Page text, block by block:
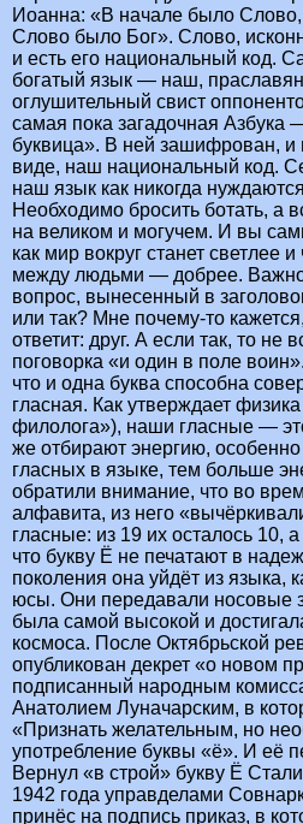
Иоанна: «В начале было
Слово было Бог». Слово,
и есть его национальный код.
богатый язык — наш,
оглушительный свист
самая пока загадочная
буквица». В ней зашифрован, и
виде, наш национальный код.
наш язык как никогда
Необходимо бросить ботать, а
на великом и могучем. И вы
как мир вокруг станет светлее
между людьми — добрее. Важно
вопрос, вынесенный в
или так? Мне почему-то
ответит: друг. А если так, то не
поговорка «и один в поле
что и одна буква способна
гласная. Как утверждает
филолога»), наши гласные —
же отбирают энергию,
гласных в языке, тем больше
обратили внимание, что во
алфавита, из него
гласные: из 19 их осталось 10,
что букву Ё не печатают в
поколения она уйдёт из языка,
юсы. Они передавали носовые
была самой высокой и
космоса. После Октябрьской
опубликован декрет «о новом
подписанный народным
Анатолием Луначарским, в
«Признать желательным, но
употребление буквы «ё». И её
Вернул «в строй» букву Ё
1942 года управделами
принёс на подпись приказ, в